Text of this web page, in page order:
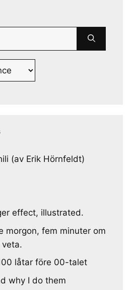
(av Erik Hörnfeldt)
effect, illustrated.
morgon, fem minuter om
låtar före 00-talet
why I do them